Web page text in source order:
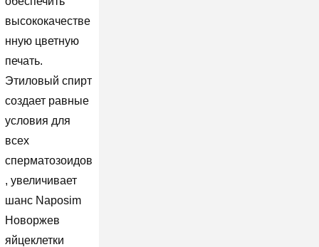
высококачестве
нную цветную
печать.
Этиловый спирт
создает равные
условия для
всех
сперматозоидов
, увеличивает
шанс Naposim
Новоржев
яйцеклетки